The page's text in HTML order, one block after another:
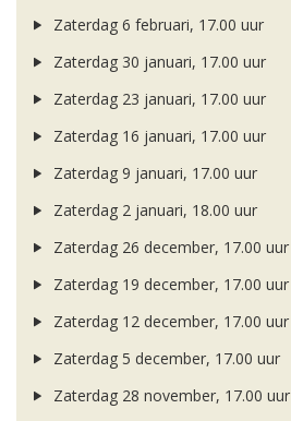
Zaterdag 6 februari, 17.00 uur
Zaterdag 30 januari, 17.00 uur
Zaterdag 23 januari, 17.00 uur
Zaterdag 16 januari, 17.00 uur
Zaterdag 9 januari, 17.00 uur
Zaterdag 2 januari, 18.00 uur
Zaterdag 26 december, 17.00 uur
Zaterdag 19 december, 17.00 uur
Zaterdag 12 december, 17.00 uur
Zaterdag 5 december, 17.00 uur
Zaterdag 28 november, 17.00 uur